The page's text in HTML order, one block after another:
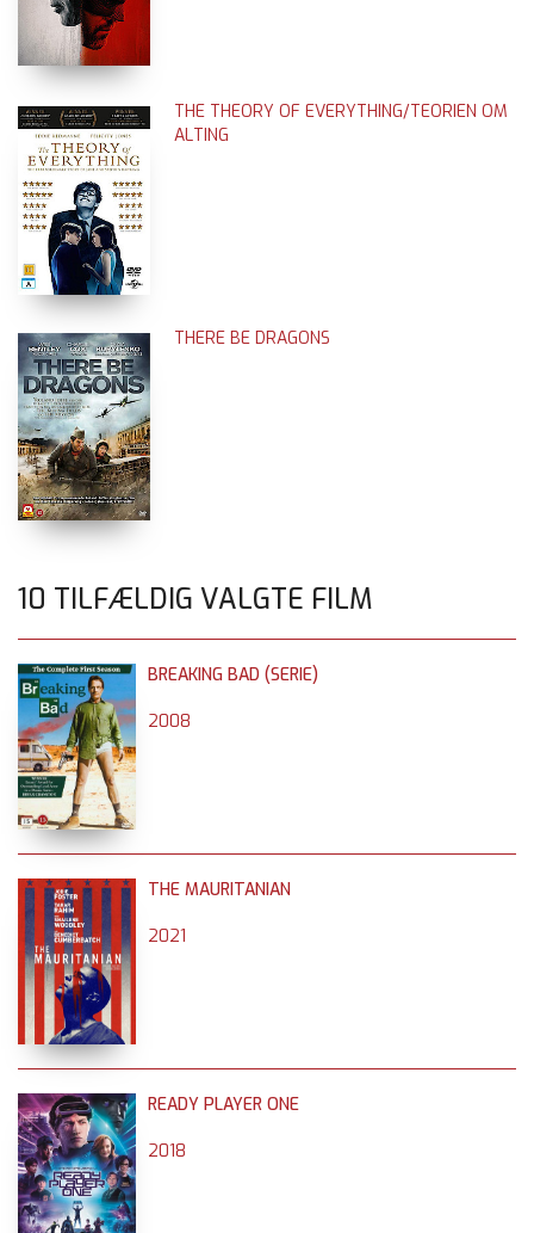
THE THEORY OF EVERYTHING/TEORIEN OM
ALTING
THERE BE DRAGONS
10 TILFÆLDIG VALGTE FILM
BREAKING BAD (SERIE)
2008
THE MAURITANIAN
2021
READY PLAYER ONE
2018